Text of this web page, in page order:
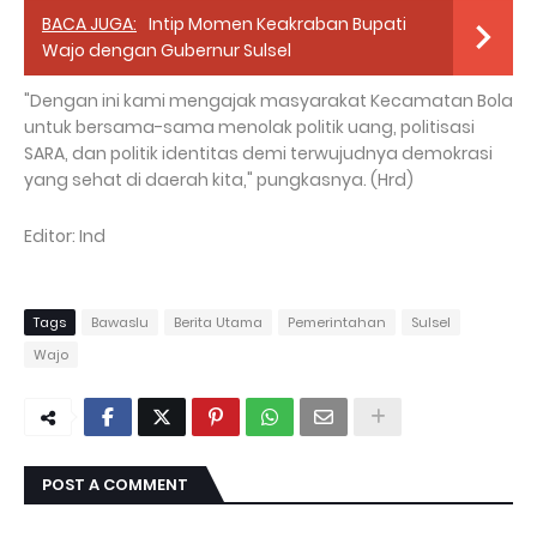
BACA JUGA: Intip Momen Keakraban Bupati
Wajo dengan Gubernur Sulsel
"Dengan ini kami mengajak masyarakat Kecamatan Bola
untuk bersama-sama menolak politik uang, politisasi
SARA, dan politik identitas demi terwujudnya demokrasi
yang sehat di daerah kita," pungkasnya. (Hrd)
Editor: Ind
Tags Bawaslu Berita Utama Pemerintahan
Sulsel
Wajo
POST A COMMENT